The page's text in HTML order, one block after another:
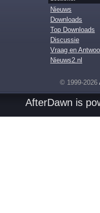
Nieuws
Downloads
Top Downloads
Discussie
Vraag en
Nieuws2.nl
© 1999-2026
AfterDawn is